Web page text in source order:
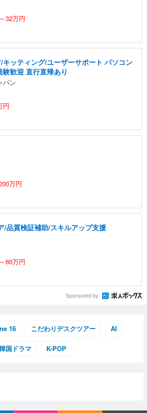
32万円
キッティング/ユーザーサポート パソコン
歓迎 直行直帰あり
パン
円
万円
/品質検証補助/スキルアップ支援
60万円
Sponsored by
16 こだわりデスクツアー AI
国ドラマ K-POP